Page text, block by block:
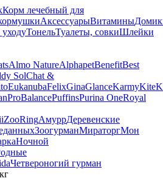
Корм лечебный для
АксессуарыВитамины
ТонельТуалеты, совкиШлейки
Almo NatureAlphapetBenefitBest
SolChat &
EukanubaFelixGinaGlanceKarmy
ProBalancePuffinsPurina OneRoyal
ZooRingАмуррДеревенские
ЗоогурманМираторгМон
Ночной
Четвероногий гурман